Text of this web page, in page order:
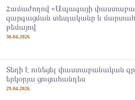
Համաժողով «Ապագայի
զարգացման տեսլականը և
թեմայով
30.04.2026
Տեղի է ունեցել փաստաբանական
երկօրյա ցուցահանդես
29.04.2026